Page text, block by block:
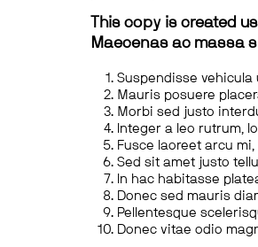
This copy is created
Maecenas ac massa
Suspendisse vehicula
Mauris posuere
Morbi sed justo
Integer a leo rutrum,
Fusce laoreet arcu
Sed sit amet justo
In hac habitasse
Donec sed mauris
Pellentesque
Donec vitae odio